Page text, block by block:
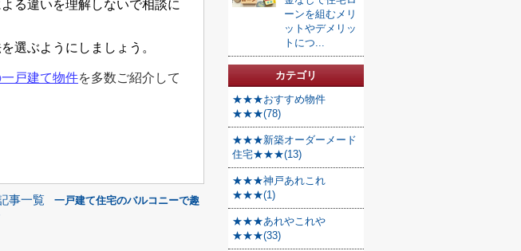
る違いを理解しないで相談に
選ぶようにしましょう。
戸建て物件を多数ご紹介して
事一覧
一戸建て住宅のバルコニーで趣
ーンを組むメリ
ットやデメリッ
トにつ...
カテゴリ
★★★おすすめ物件
★★★(78)
★★★新築オーダーメード
住宅★★★(13)
★★★神戸あれこれ
★★★(1)
★★★あれやこれや
★★★(33)